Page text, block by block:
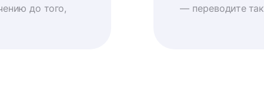
до того,
— переводите